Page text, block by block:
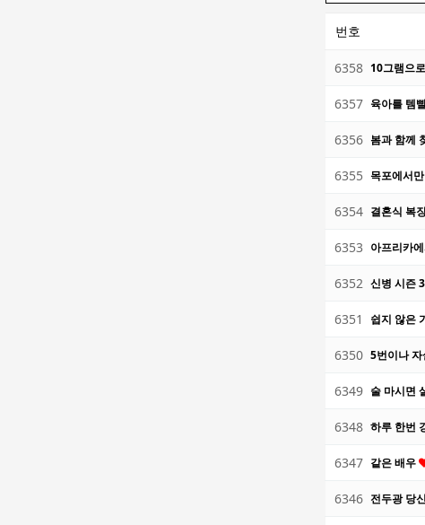
번호
6358 10그램으
6357 육아를 템
6356 봄과 함께
6355 목포에서
6354 결혼식 복
6353 아프리카
6352 신병 시즌
6351 쉽지 않은
6350 5번이나
6349 술 마시면
6348 하루 한번
6347 같은 배우
6346 전두광 당